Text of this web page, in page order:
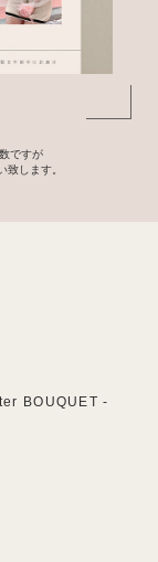
ですが
致します。
BOUQUET -